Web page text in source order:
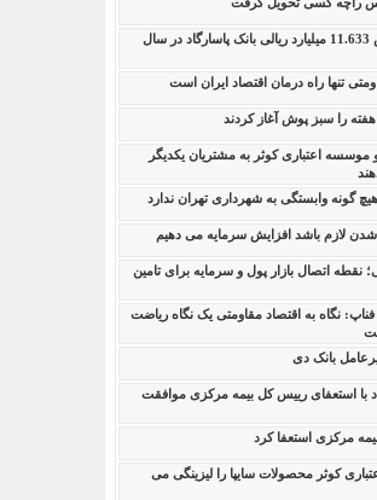
سود خالص 11.633 میلیارد ریالی بانک پاسارگاد در سال
تنها راه درمان اقتصاد ایران است
را سبز پوش آغاز کردند
موسسه اعتباری کوثر به مشتریان یکدیگر
گونه وابستگی به شهرداری تهران ندارد
شدن لازم باشد افزایش سرمایه می دهیم
نقطه اتصال بازار پول و سرمایه برای تامین
نگاه به اقتصاد مقاومتی یک نگاه ریاضت
بانک دی
با استعفای رییس کل بیمه مرکزی موافقت
مرکزی استعفا کرد
کوثر محصولات سایپا را لیزینگی می